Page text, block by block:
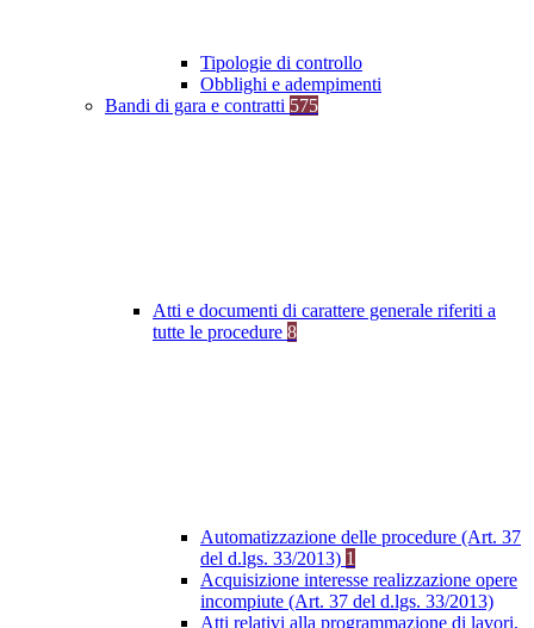
Tipologie di controllo
Obblighi e adempimenti
Bandi di gara e contratti 575
Atti e documenti di carattere generale riferiti a
tutte le procedure 8
Automatizzazione delle procedure (Art. 37
del d.lgs. 33/2013) 1
Acquisizione interesse realizzazione opere
incompiute (Art. 37 del d.lgs. 33/2013)
Atti relativi alla programmazione di lavori,